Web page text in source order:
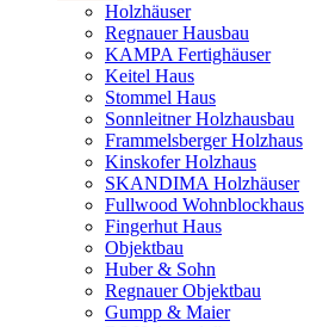
Holzhäuser
Regnauer Hausbau
KAMPA Fertighäuser
Keitel Haus
Stommel Haus
Sonnleitner Holzhausbau
Frammelsberger Holzhaus
Kinskofer Holzhaus
SKANDIMA Holzhäuser
Fullwood Wohnblockhaus
Fingerhut Haus
Objektbau
Huber & Sohn
Regnauer Objektbau
Gumpp & Maier